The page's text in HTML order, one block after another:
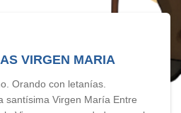
VIRGEN MARIA
Orando con letanías.
santísima Virgen María Entre